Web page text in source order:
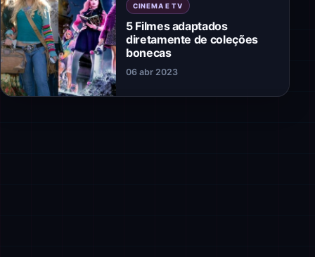
CINEMA E TV
5 Filmes adaptados
diretamente de coleções
bonecas
06 abr 2023